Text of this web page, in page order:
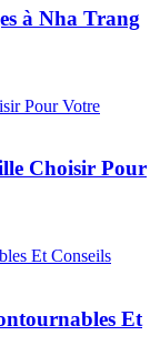
à Nha Trang
Choisir Pour
Et